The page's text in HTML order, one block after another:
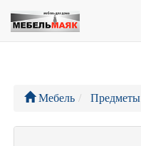
Мебель Предметы